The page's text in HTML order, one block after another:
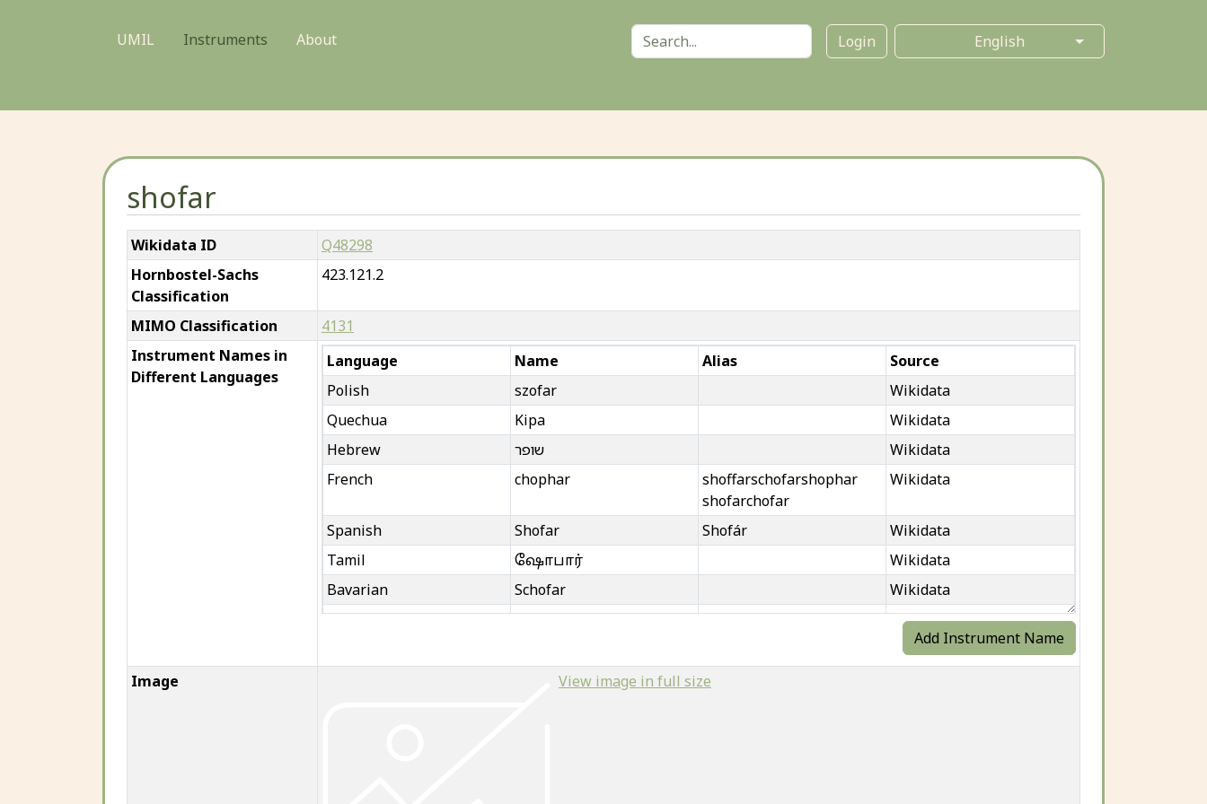
UMIL Instruments About Login
shofar
Wikidata ID
Q48298
Hornbostel-Sachs
Classification
423.121.2
MIMO Classification
4131
Instrument Names in
Different Languages
Language Name Alias
Source
Polish
szofar
Wikidata
Quechua
Kipa
Wikidata
Hebrew
שופר
Wikidata
French
chophar shoffarschofarshophar
shofarchofar
Wikidata
Spanish Shofar Shofár
Wikidata
Tamil
ஷோபார்
Wikidata
Bavarian
Schofar
Wikidata
Occitan
Shofar
Wikidata
Wikidata
Add Instrument Name
Image View image in full size